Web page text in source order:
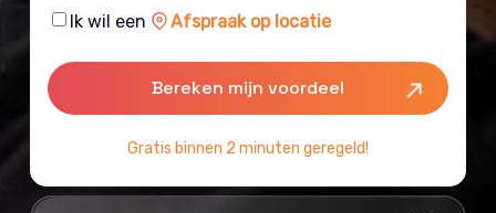
Consent
Ik wil een Afspraak op locatie
Gratis binnen 2 minuten geregeld!